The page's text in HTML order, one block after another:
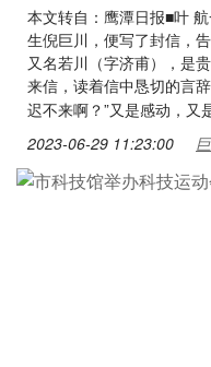
本文转自：鹰潭日报■叶
生倪巨川，便写了封信，
又名若川（字济甫），是
来信，读着信中恳切的言
迟不来啊？”又是感动，又
2023-06-29 11:23:00